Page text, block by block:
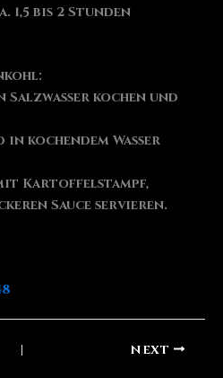
bis 2 Stunden
kochen und
kochendem Wasser
Kartoffelstampf,
Sauce servieren.
NEXT